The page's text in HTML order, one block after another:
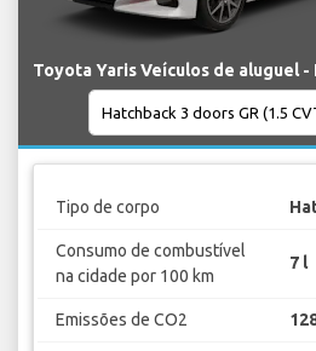
Toyota Yaris Veículos de aluguel
Tipo de corpo
Consumo de combustível
na cidade por 100 km
7 l
Emissões de CO2